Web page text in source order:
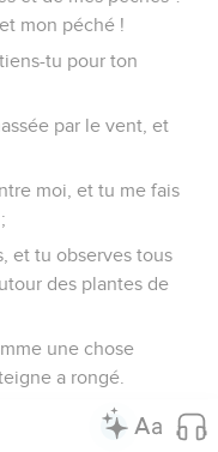
mon péché !
tu pour ton
par le vent, et
moi, et tu me fais
et tu observes tous
des plantes de
une chose
a rongé.